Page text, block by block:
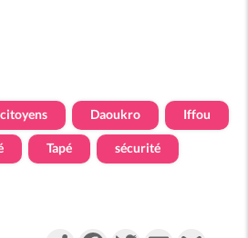
citoyens Daoukro Iffou
Tapé sécurité